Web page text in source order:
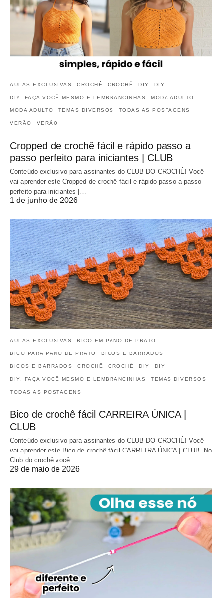
AULAS EXCLUSIVAS CROCHÊ CROCHÊ DIY DIY
DIY, FAÇA VOCÊ MESMO E LEMBRANCINHAS MODA ADULTO
MODA ADULTO TEMAS DIVERSOS TODAS AS POSTAGENS
VERÃO VERÃO
Cropped de crochê fácil e rápido passo a
passo perfeito para iniciantes | CLUB
Conteúdo exclusivo para assinantes do CLUB DO CROCHÊ! Você
vai aprender este Cropped de crochê fácil e rápido passo a passo
perfeito para iniciantes |…
1 de junho de 2026
AULAS EXCLUSIVAS BICO EM PANO DE PRATO
BICO PARA PANO DE PRATO BICOS E BARRADOS
BICOS E BARRADOS CROCHÊ CROCHÊ DIY DIY
DIY, FAÇA VOCÊ MESMO E LEMBRANCINHAS TEMAS DIVERSOS
TODAS AS POSTAGENS
Bico de crochê fácil CARREIRA ÚNICA |
CLUB
Conteúdo exclusivo para assinantes do CLUB DO CROCHÊ! Você
vai aprender este Bico de crochê fácil CARREIRA ÚNICA | CLUB. No
Club do crochê você…
29 de maio de 2026